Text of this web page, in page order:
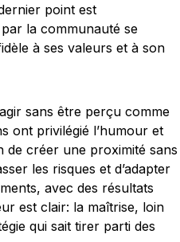
point est
la communauté se
à ses valeurs et à son
sans être perçu comme
ont privilégié l’humour et
de créer une proximité sans
les risques et d’adapter
avec des résultats
est clair: la maîtrise, loin
qui sait tirer parti des